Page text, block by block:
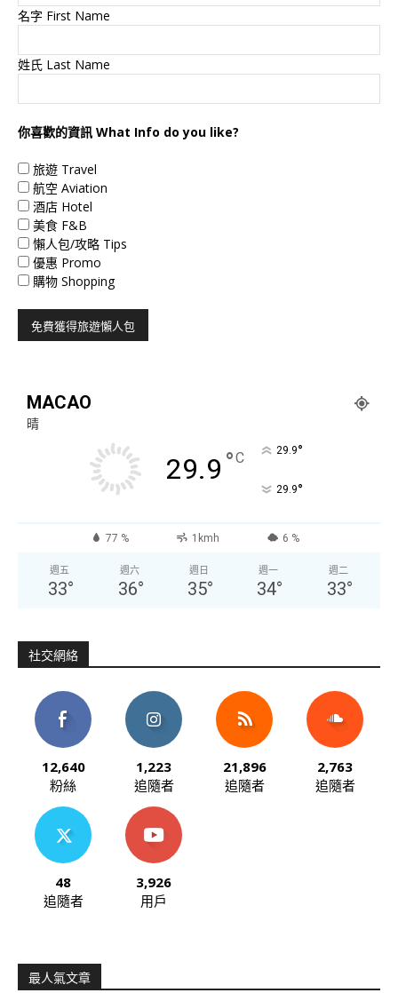
名字 First Name
姓氏 Last Name
你喜歡的資訊 What Info do you like?
旅遊 Travel
航空 Aviation
酒店 Hotel
美食 F&B
懶人包/攻略 Tips
優惠 Promo
購物 Shopping
MACAO
晴
29.9 °C 29.9°
29.9°
77 % 1kmh 6 %
週五
33°
週六
36°
週日
35°
週一
34°
週二
33°
社交網絡
12,640
粉絲
1,223
追隨者
21,896
追隨者
2,763
追隨者
48
追隨者
3,926
用戶
最人氣文章